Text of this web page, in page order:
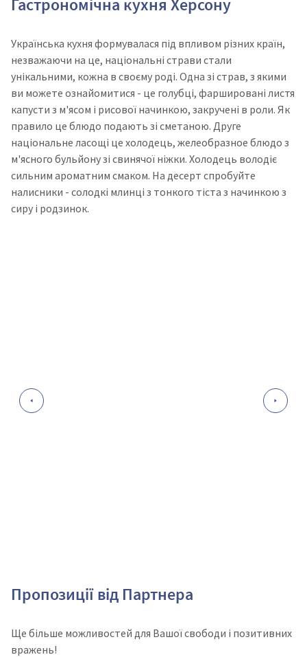
Гастрономічна кухня Херсону
Українська кухня формувалася під впливом різних країн,
незважаючи на це, національні страви стали
унікальними, кожна в своєму роді. Одна зі страв, з якими
ви можете ознайомитися - це голубці, фаршировані листя
капусти з м'ясом і рисової начинкою, закручені в роли. Як
правило це блюдо подають зі сметаною. Друге
національне ласощі це холодець, желеобразное блюдо з
м'ясного бульйону зі свинячої ніжки. Холодець володіє
сильним ароматним смаком. На десерт спробуйте
налисники - солодкі млинці з тонкого тіста з начинкою з
сиру і родзинок.
Пропозиції від Партнера
Ще більше можливостей для Вашої свободи і позитивних
вражень!